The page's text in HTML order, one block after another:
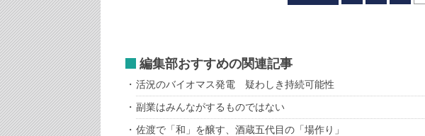
編集部おすすめの関連記事
活況のバイオマス発電 疑わしき持続可能性
副業はみんながするものではない
佐渡で「和」を醸す、酒蔵五代目の「場作り」